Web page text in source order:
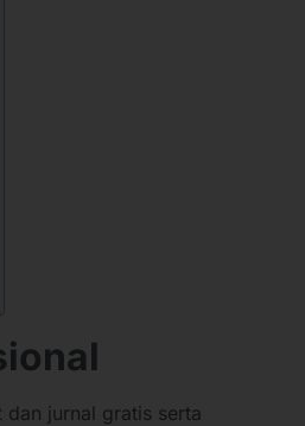
jurnal gratis serta